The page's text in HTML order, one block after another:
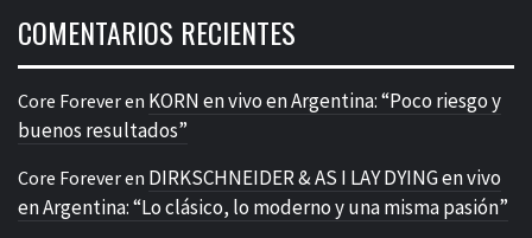
COMENTARIOS RECIENTES
Core Foreveren KORN en vivo en Argentina: “Poco riesgo y
buenos resultados”
Core Foreveren DIRKSCHNEIDER & AS I LAY DYING en vivo
en Argentina: “Lo clásico, lo moderno y una misma pasión”